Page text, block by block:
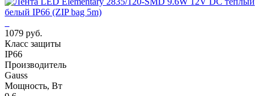
1079 руб.
Класс защиты
IP66
Производитель
Gauss
Мощность, Вт